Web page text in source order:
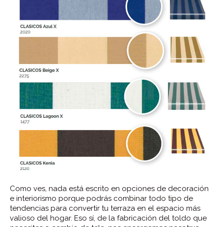
Como ves, nada está escrito en opciones de decoración
e interiorismo porque podrás combinar todo tipo de
tendencias para convertir tu terraza en el espacio más
valioso del hogar. Eso sí, de la fabricación del toldo que